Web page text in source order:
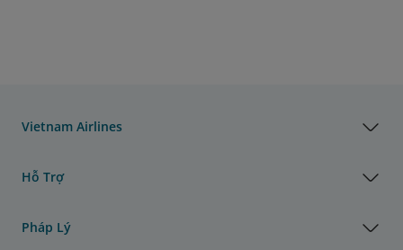
Vietnam Airlines
Hỗ Trợ
Pháp Lý